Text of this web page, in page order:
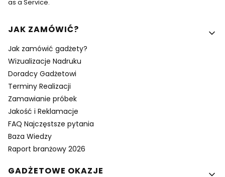
as a Service.
Linki w stopce
JAK ZAMÓWIĆ?
Jak zamówić gadżety?
Wizualizacje Nadruku
Doradcy Gadżetowi
Terminy Realizacji
Zamawianie próbek
Jakość i Reklamacje
FAQ Najczęstsze pytania
Baza Wiedzy
Raport branżowy 2026
GADŻETOWE OKAZJE